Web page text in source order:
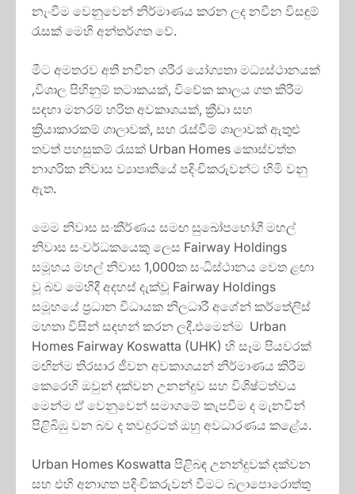
නැංවීම වෙනුවෙන් නිර්මාණය කරන ලද නවීන විසඳුම්
රැසක් මෙහි අන්තර්ගත වේ.
මීට අමතරව අති නවීන ශරීර යෝග්‍යතා මධ්‍යස්ථානයක්
,විශාල පිහිනුම් තටාකයක්, විවේක කාලය ගත කිරීම
සඳහා මනරම් හරිත අවකාශයක්, ක්‍රීඩා සහ
ක්‍රියාකාරකම් ශාලාවක්, සහ රැස්වීම් ශාලාවක් ඇතුළු
තවත් පහසුකම් රැසක් Urban Homes කොස්වත්ත
නාගරික නිවාස ව්‍යාපෘතියේ පදිංචිකරුවන්ට හිමි වනු
ඇත.
මෙම නිවාස සංකීර්ණය සමඟ සුඛෝපභෝගී මහල්
නිවාස සංවර්ධකයෙකු ලෙස Fairway Holdings
සමූහය මහල් නිවාස 1,000ක සංධිස්ථානය වෙත ළඟා
වූ බව මෙහිදී අදහස් දැක්වූ Fairway Holdings
සමූහයේ ප්‍රධාන විධායක නිලධාරී අශේන් කර්තේලිස්
මහතා විසින් සඳහන් කරන ලදී.එමෙන්ම Urban
Homes Fairway Koswatta (UHK) හි සෑම පියවරක්
මඟින්ම තිරසාර ජීවන අවකාශයන් නිර්මාණය කිරීම
කෙරෙහි ඔවුන් දක්වන උනන්දුව සහ විශිෂ්ටත්වය
මෙන්ම ඒ වෙනුවෙන් සමාගමේ කැපවීම ද මැනවින්
පිළිබිඹු වන බව ද තවදුරටත් ඔහු අවධාරණය කළේය.
Urban Homes Koswatta පිළිබඳ උනන්දුවක් දක්වන
සහ එහි අනාගත පදිංචිකරුවන් වීමට බලාපොරොත්තු